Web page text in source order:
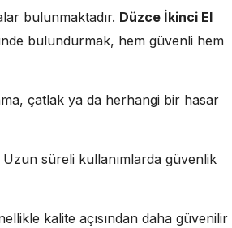
bulunmaktadır. Düzce İkinci El
bulundurmak, hem güvenli hem
çatlak ya da herhangi bir hasar
süreli kullanımlarda güvenlik
kalite açısından daha güvenilir